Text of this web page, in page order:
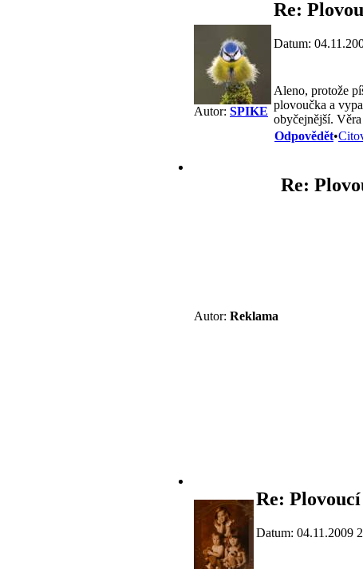
Autor: SPIKE
Re:
Datum:
Aleno, protože
plovoučka a
obyčejnější. Věra
Odpovědět•
Autor: Reklama
Re:
Re:
Datum: 04.11.2009